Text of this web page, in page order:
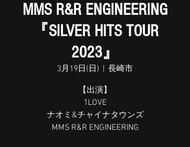
MMS R&R ENGINEERING
『SILVER HITS TOUR
2023』
3月19日(日) 長崎市
【出演】
1LOVE
ナオミ&チャイナタウンズ
MMS R&R ENGINEERING